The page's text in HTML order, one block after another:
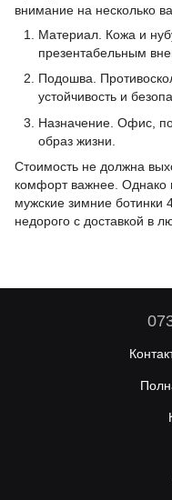
внимание на несколько
Материал. Кожа и
презентабельным
Подошва.
устойчивость и
Назначение. Офис,
образ жизни.
Стоимость не должна
комфорт важнее. Однако
мужские зимние ботинки
недорого с доставкой в